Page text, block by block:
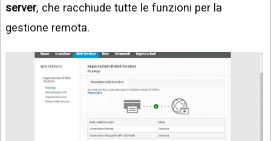
server, che racchiude tutte le funzioni per la
gestione remota.